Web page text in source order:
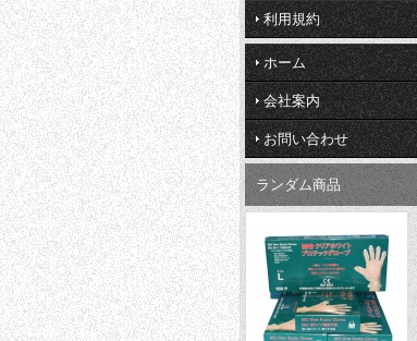
利用規約
ホーム
会社案内
お問い合わせ
ランダム商品